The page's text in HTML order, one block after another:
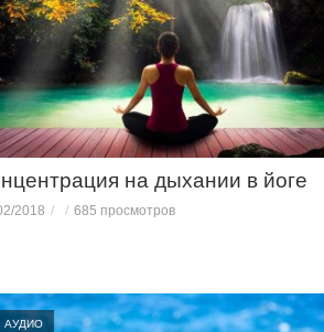
на дыхании в йоге
2018 685 просмотров
АУДИО